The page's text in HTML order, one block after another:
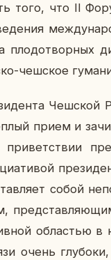
того, что II
пло­до­твор­ных
чеш­ское
Чеш­ской
прием и
собой
об­ла­стью
очень